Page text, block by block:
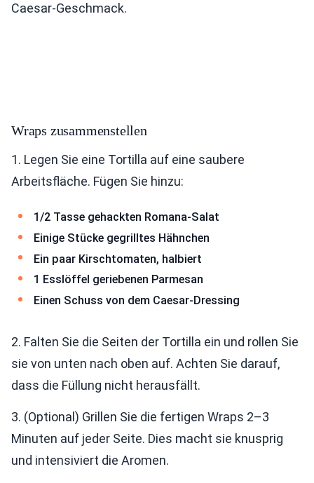
Caesar-Geschmack.
Wraps zusammenstellen
1. Legen Sie eine Tortilla auf eine saubere
Arbeitsfläche. Fügen Sie hinzu:
1/2 Tasse gehackten Romana-Salat
Einige Stücke gegrilltes Hähnchen
Ein paar Kirschtomaten, halbiert
1 Esslöffel geriebenen Parmesan
Einen Schuss von dem Caesar-Dressing
2. Falten Sie die Seiten der Tortilla ein und rollen Sie
sie von unten nach oben auf. Achten Sie darauf,
dass die Füllung nicht herausfällt.
3. (Optional) Grillen Sie die fertigen Wraps 2–3
Minuten auf jeder Seite. Dies macht sie knusprig
und intensiviert die Aromen.